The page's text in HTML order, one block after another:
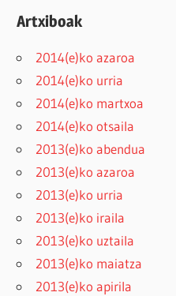
Artxiboak
2014(e)ko azaroa
2014(e)ko urria
2014(e)ko martxoa
2014(e)ko otsaila
2013(e)ko abendua
2013(e)ko azaroa
2013(e)ko urria
2013(e)ko iraila
2013(e)ko uztaila
2013(e)ko maiatza
2013(e)ko apirila